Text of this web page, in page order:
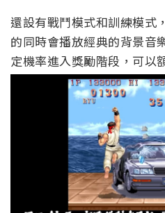
還設有戰鬥模式和訓練模式
的同時會播放經典的背景音
定機率進入獎勵階段，可以